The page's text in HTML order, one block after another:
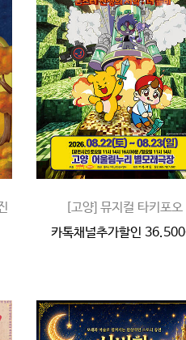
[고양] 뮤지컬 타키포오
카톡채널추가할인